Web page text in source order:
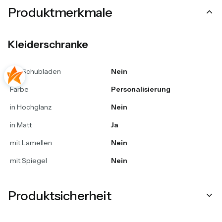
Produktmerkmale
Kleiderschranke
mit Schubladen
Nein
Farbe
Personalisierung
in Hochglanz
Nein
in Matt
Ja
mit Lamellen
Nein
mit Spiegel
Nein
Produktsicherheit